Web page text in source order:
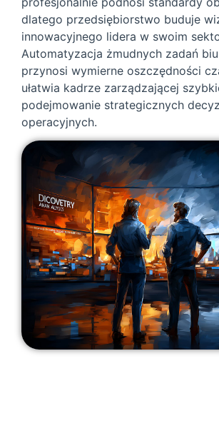
dlatego przedsiębiorstwo buduje
innowacyjnego lidera w swoim
Automatyzacja żmudnych zadań
przynosi wymierne oszczędności
ułatwia kadrze zarządzającej
podejmowanie strategicznych
operacyjnych.